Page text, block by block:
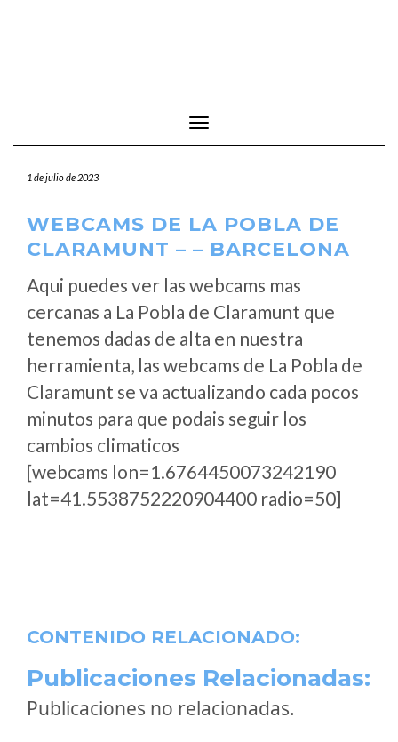
Cambiar modo de navegación
1 de julio de 2023
WEBCAMS DE LA POBLA DE
CLARAMUNT – – BARCELONA
Aqui puedes ver las webcams mas
cercanas a La Pobla de Claramunt que
tenemos dadas de alta en nuestra
herramienta, las webcams de La Pobla de
Claramunt se va actualizando cada pocos
minutos para que podais seguir los
cambios climaticos
[webcams lon=1.6764450073242190
lat=41.5538752220904400 radio=50]
CONTENIDO RELACIONADO:
Publicaciones Relacionadas:
Publicaciones no relacionadas.